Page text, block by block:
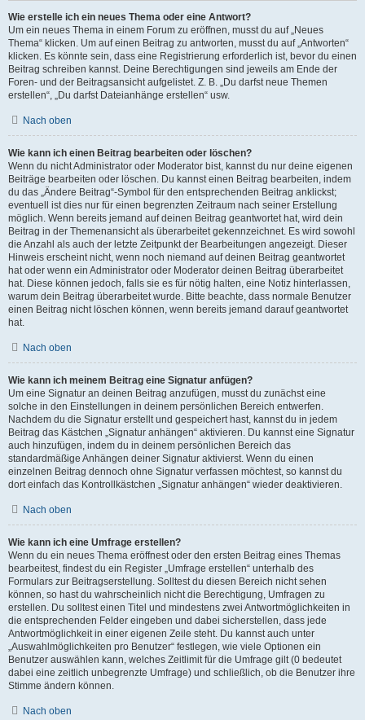
Wie erstelle ich ein neues Thema oder eine Antwort?
Um ein neues Thema in einem Forum zu eröffnen, musst du auf „Neues
Thema“ klicken. Um auf einen Beitrag zu antworten, musst du auf „Antworten“
klicken. Es könnte sein, dass eine Registrierung erforderlich ist, bevor du einen
Beitrag schreiben kannst. Deine Berechtigungen sind jeweils am Ende der
Foren- und der Beitragsansicht aufgelistet. Z. B. „Du darfst neue Themen
erstellen“, „Du darfst Dateianhänge erstellen“ usw.
Nach oben
Wie kann ich einen Beitrag bearbeiten oder löschen?
Wenn du nicht Administrator oder Moderator bist, kannst du nur deine eigenen
Beiträge bearbeiten oder löschen. Du kannst einen Beitrag bearbeiten, indem
du das „Ändere Beitrag“-Symbol für den entsprechenden Beitrag anklickst;
eventuell ist dies nur für einen begrenzten Zeitraum nach seiner Erstellung
möglich. Wenn bereits jemand auf deinen Beitrag geantwortet hat, wird dein
Beitrag in der Themenansicht als überarbeitet gekennzeichnet. Es wird sowohl
die Anzahl als auch der letzte Zeitpunkt der Bearbeitungen angezeigt. Dieser
Hinweis erscheint nicht, wenn noch niemand auf deinen Beitrag geantwortet
hat oder wenn ein Administrator oder Moderator deinen Beitrag überarbeitet
hat. Diese können jedoch, falls sie es für nötig halten, eine Notiz hinterlassen,
warum dein Beitrag überarbeitet wurde. Bitte beachte, dass normale Benutzer
einen Beitrag nicht löschen können, wenn bereits jemand darauf geantwortet
hat.
Nach oben
Wie kann ich meinem Beitrag eine Signatur anfügen?
Um eine Signatur an deinen Beitrag anzufügen, musst du zunächst eine
solche in den Einstellungen in deinem persönlichen Bereich entwerfen.
Nachdem du die Signatur erstellt und gespeichert hast, kannst du in jedem
Beitrag das Kästchen „Signatur anhängen“ aktivieren. Du kannst eine Signatur
auch hinzufügen, indem du in deinem persönlichen Bereich das
standardmäßige Anhängen deiner Signatur aktivierst. Wenn du einen
einzelnen Beitrag dennoch ohne Signatur verfassen möchtest, so kannst du
dort einfach das Kontrollkästchen „Signatur anhängen“ wieder deaktivieren.
Nach oben
Wie kann ich eine Umfrage erstellen?
Wenn du ein neues Thema eröffnest oder den ersten Beitrag eines Themas
bearbeitest, findest du ein Register „Umfrage erstellen“ unterhalb des
Formulars zur Beitragserstellung. Solltest du diesen Bereich nicht sehen
können, so hast du wahrscheinlich nicht die Berechtigung, Umfragen zu
erstellen. Du solltest einen Titel und mindestens zwei Antwortmöglichkeiten in
die entsprechenden Felder eingeben und dabei sicherstellen, dass jede
Antwortmöglichkeit in einer eigenen Zeile steht. Du kannst auch unter
„Auswahlmöglichkeiten pro Benutzer“ festlegen, wie viele Optionen ein
Benutzer auswählen kann, welches Zeitlimit für die Umfrage gilt (0 bedeutet
dabei eine zeitlich unbegrenzte Umfrage) und schließlich, ob die Benutzer ihre
Stimme ändern können.
Nach oben